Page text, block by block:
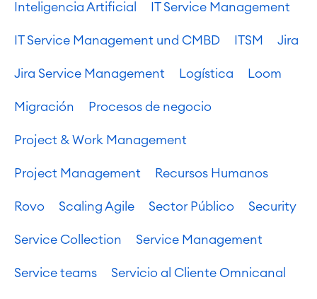
Project & Work Management
Procesos empresariales
ERP Soluciones
Gestión del trabajo
Service Management
Gestión de servicios IT & CMDB
Gestión de servicios para
Gestión de activos
Inteligencia Artificial IT Service Management
IT Service Management und CMBD ITSM Jira
Jira Service Management Logística Loom
Migración Procesos de negocio
Project & Work Management
Project Management Recursos Humanos
Rovo Scaling Agile Sector Público Security
Service Collection Service Management
Service teams Servicio al Cliente Omnicanal